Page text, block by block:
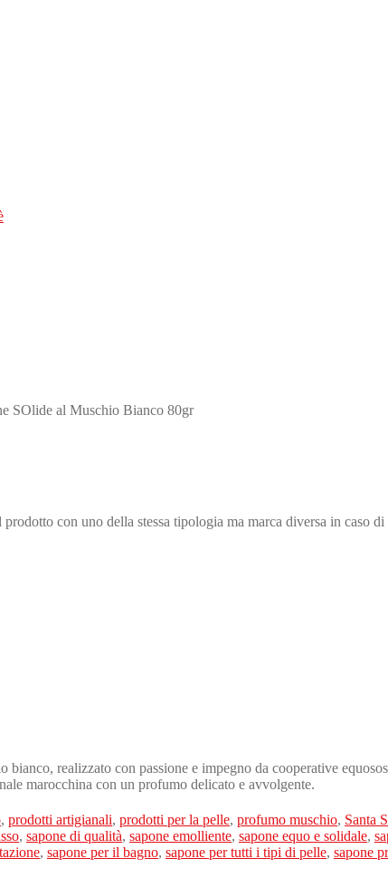
SOlide al Muschio Bianco 80gr
con uno della stessa tipologia ma marca diversa in caso di
bianco, realizzato con passione e impegno da cooperative
marocchina con un profumo delicato e avvolgente.
, prodotti artigianali, prodotti per la pelle, profumo muschio, Santa
, sapone di qualità, sapone emolliente, sapone equo e solidale,
, sapone per il bagno, sapone per tutti i tipi di pelle, sapone